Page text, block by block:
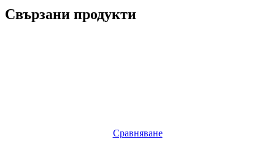
Свързани продукти
Сравняване